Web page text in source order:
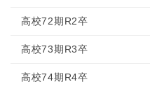
高校72期R2卒
高校73期R3卒
高校74期R4卒